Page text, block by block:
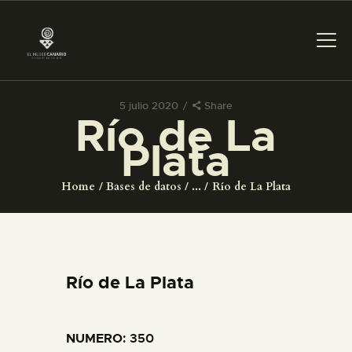
5 julio 2020 Share
Río de La
Plata
Home Bases de datos ... Río de La Plata
PREPARAR LA VISITA
ACTIVIDADES
EL MUSEO
Río de La Plata
NUMERO: 350